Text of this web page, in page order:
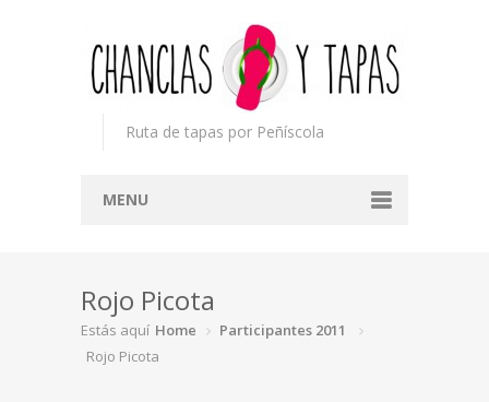
Ruta de tapas por Peñíscola
MENU
Concurso
Participantes
Rojo Picota
Estás aquí Home
Participantes 2011
Rojo Picota